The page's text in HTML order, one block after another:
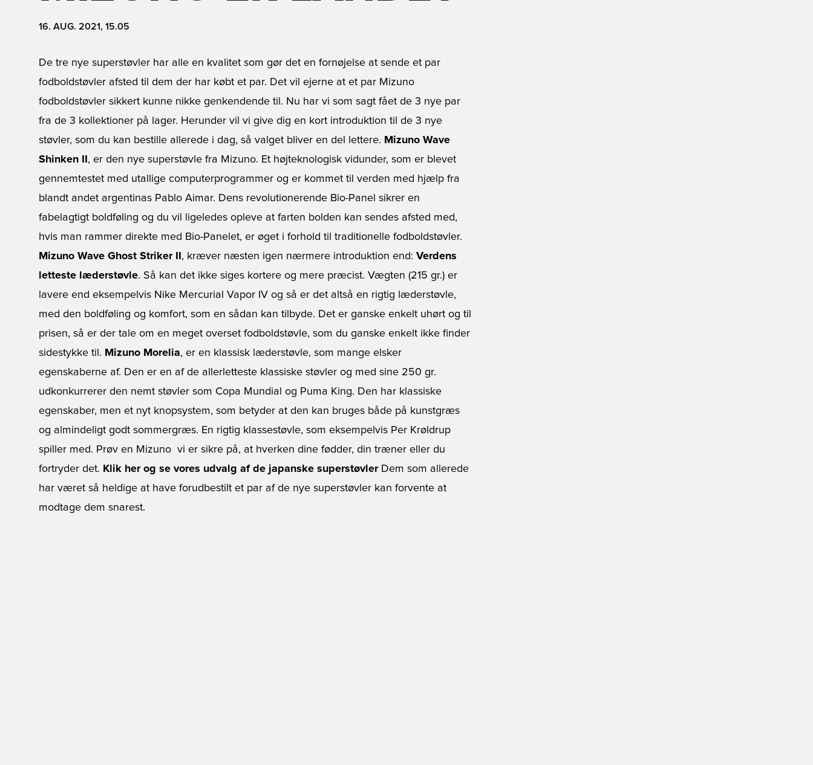
16. AUG. 2021, 15.05
De tre nye superstøvler har alle en kvalitet som gør det en fornøjelse at sende et par
fodboldstøvler afsted til dem der har købt et par. Det vil ejerne at et par Mizuno
fodboldstøvler sikkert kunne nikke genkendende til. Nu har vi som sagt fået de 3 nye par
fra de 3 kollektioner på lager. Herunder vil vi give dig en kort introduktion til de 3 nye
støvler, som du kan bestille allerede i dag, så valget bliver en del lettere. Mizuno Wave
Shinken II , er den nye superstøvle fra Mizuno. Et højteknologisk vidunder, som er blevet
gennemtestet med utallige computerprogrammer og er kommet til verden med hjælp fra
blandt andet argentinas Pablo Aimar. Dens revolutionerende Bio-Panel sikrer en
fabelagtigt boldføling og du vil ligeledes opleve at farten bolden kan sendes afsted med,
hvis man rammer direkte med Bio-Panelet, er øget i forhold til traditionelle fodboldstøvler.
Mizuno Wave Ghost Striker II , kræver næsten igen nærmere introduktion end: Verdens
letteste læderstøvle. Så kan det ikke siges kortere og mere præcist. Vægten (215 gr.) er
lavere end eksempelvis Nike Mercurial Vapor IV og så er det altså en rigtig læderstøvle,
med den boldføling og komfort, som en sådan kan tilbyde. Det er ganske enkelt uhørt og til
prisen, så er der tale om en meget overset fodboldstøvle, som du ganske enkelt ikke finder
sidestykke til. Mizuno Morelia, er en klassisk læderstøvle, som mange elsker
egenskaberne af. Den er en af de allerletteste klassiske støvler og med sine 250 gr.
udkonkurrerer den nemt støvler som Copa Mundial og Puma King. Den har klassiske
egenskaber, men et nyt knopsystem, som betyder at den kan bruges både på kunstgræs
og almindeligt godt sommergræs. En rigtig klassestøvle, som eksempelvis Per Krøldrup
spiller med. Prøv en Mizuno  vi er sikre på, at hverken dine fødder, din træner eller du
fortryder det. Klik her og se vores udvalg af de japanske superstøvlerDem som allerede
har været så heldige at have forudbestilt et par af de nye superstøvler kan forvente at
modtage dem snarest.